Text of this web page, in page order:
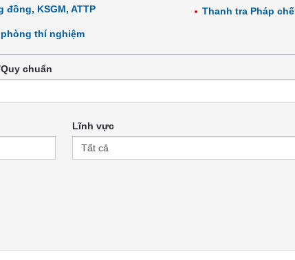
đồng, KSGM, ATTP
thí nghiệm
Thanh tra Pháp chế
chuẩn
Lĩnh vực